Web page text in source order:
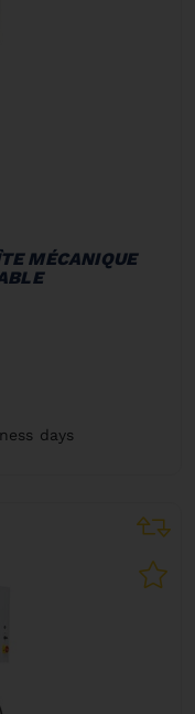
MÉCANIQUE
days